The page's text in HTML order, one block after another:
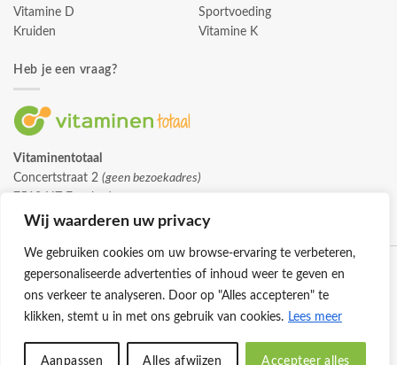
Wij waarderen uw privacy
We gebruiken cookies om uw browse-ervaring te verbeteren,
gepersonaliseerde advertenties of inhoud weer te geven en
ons verkeer te analyseren. Door op "Alles accepteren" te
klikken, stemt u in met ons gebruik van cookies. Lees meer
Aanpassen Alles afwijzen Accepteer alles
Vitamine D
Kruiden
Sportvoeding
Vitamine K
Heb je een vraag?
Vitaminentotaal
Concertstraat 2 (geen bezoekadres)
info@vitaminentotaal.nl